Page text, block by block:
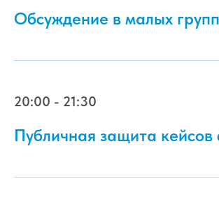
Обсуждение в малых
20:00 - 21:30
Публичная защита кейсов